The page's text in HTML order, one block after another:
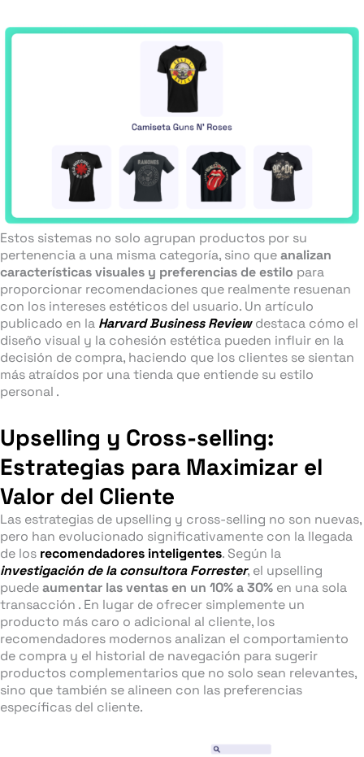
Estos sistemas no solo agrupan productos por su
pertenencia a una misma categoría, sino queanalizan
características visuales y preferencias de estilo para
proporcionar recomendaciones que realmente resuenan
con los intereses estéticos del usuario. Un artículo
publicado en la Harvard Business Reviewdestaca cómo el
diseño visual y la cohesión estética pueden influir en la
decisión de compra, haciendo que los clientes se sientan
más atraídos por una tienda que entiende su estilo
personal .
Upselling y Cross-selling:
Estrategias para Maximizar el
Valor del Cliente
Las estrategias de upselling y cross-selling no son nuevas,
pero han evolucionado significativamente con la llegada
de los recomendadores inteligentes. Según la
investigación de la consultora Forrester, el upselling
puedeaumentar las ventas en un 10% a 30% en una sola
transacción . En lugar de ofrecer simplemente un
producto más caro o adicional al cliente, los
recomendadores modernos analizan el comportamiento
de compra y el historial de navegación para sugerir
productos complementarios que no solo sean relevantes,
sino que también se alineen con las preferencias
específicas del cliente.